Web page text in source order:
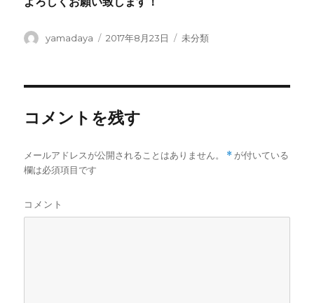
投
yamadaya
投
2017年8月23日
カ
未分類
コメントを残す
メールアドレスが公開されることはありません。 * が付いている
欄は必須項目です
コメント